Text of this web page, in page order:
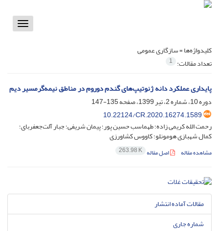
Toggle
کلیدواژه‌ها =سازگاری عمومی
تعداد مقالات: 1
پایداری عملکرد دانه ژنوتیپ‌های گندم دوروم در مناطق نیمه‌گرمسیر دیم
دوره 10، شماره 2، تیر 1399، صفحه
135-147
10.22124/CR.2020.16274.1589
رحمت الله کریمی زاده؛ طهماسب حسین پور؛ پیمان شریفی؛ جبار آلت‌جعفربای؛
کمال شهبازی هومونلو؛ کاووس کشاورزی
مشاهده مقاله اصل مقاله 263.98 K
مقالات آماده انتشار
شماره جاری